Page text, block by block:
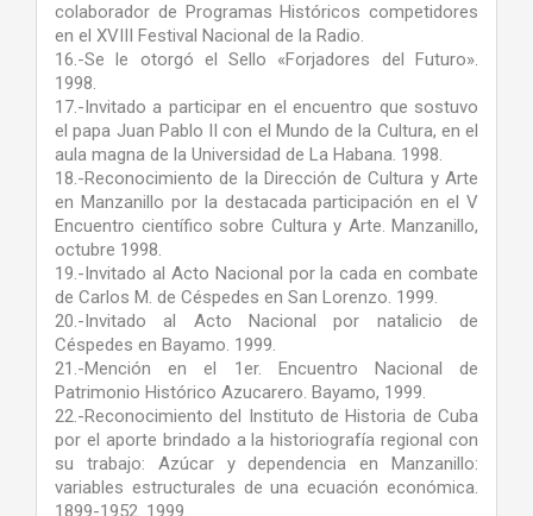
colaborador de Programas Históricos competidores
en el XVIII Festival Nacional de la Radio.
16.-Se le otorgó el Sello «Forjadores del Futuro».
1998.
17.-Invitado a participar en el encuentro que sostuvo
el papa Juan Pablo II con el Mundo de la Cultura, en el
aula magna de la Universidad de La Habana. 1998.
18.-Reconocimiento de la Dirección de Cultura y Arte
en Manzanillo por la destacada participación en el V
Encuentro científico sobre Cultura y Arte. Manzanillo,
octubre 1998.
19.-Invitado al Acto Nacional por la cada en combate
de Carlos M. de Céspedes en San Lorenzo. 1999.
20.-Invitado al Acto Nacional por natalicio de
Céspedes en Bayamo. 1999.
21.-Mención en el 1er. Encuentro Nacional de
Patrimonio Histórico Azucarero. Bayamo, 1999.
22.-Reconocimiento del Instituto de Historia de Cuba
por el aporte brindado a la historiografía regional con
su trabajo: Azúcar y dependencia en Manzanillo:
variables estructurales de una ecuación económica.
1899-1952. 1999.